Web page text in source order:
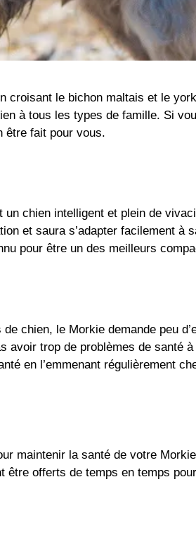
croisant le bichon maltais et le
à tous les types de famille. Si
être fait pour vous.
chien intelligent et plein de
et saura s’adapter facilement à
pour être un des meilleurs
chien, le Morkie demande peu
trop de problèmes de santé
en l’emmenant régulièrement
maintenir la santé de votre
offerts de temps en temps